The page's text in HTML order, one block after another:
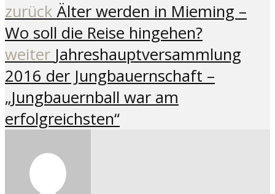
zurück Älter werden in Mieming –
Wo soll die Reise hingehen?
weiter Jahreshauptversammlung
2016 der Jungbauernschaft –
„Jungbauernball war am
erfolgreichsten“